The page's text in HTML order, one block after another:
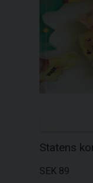
Statens
SEK 89